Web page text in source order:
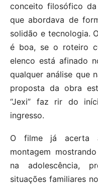
conceito filosófico da
que abordava de
solidão e tecnologia.
é boa, se o roteiro
elenco está afinado
qualquer análise que
proposta da obra
“Jexi” faz rir do
ingresso.
O filme já acerta
montagem
na adolescência,
situações familiares